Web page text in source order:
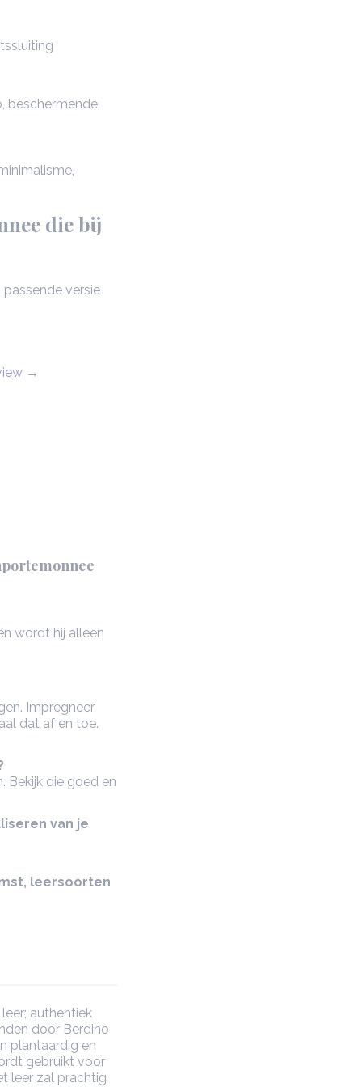
beschermende
die bij
passende versie
→
wordt hij alleen
Impregneer
dat af en toe.
Bekijk die goed en
van je
leersoorten
authentiek
door Berdino
plantaardig en
gebruikt voor
leer zal prachtig